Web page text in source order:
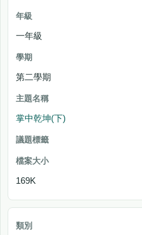
一年級
第二學期
掌中乾坤(下)
169K